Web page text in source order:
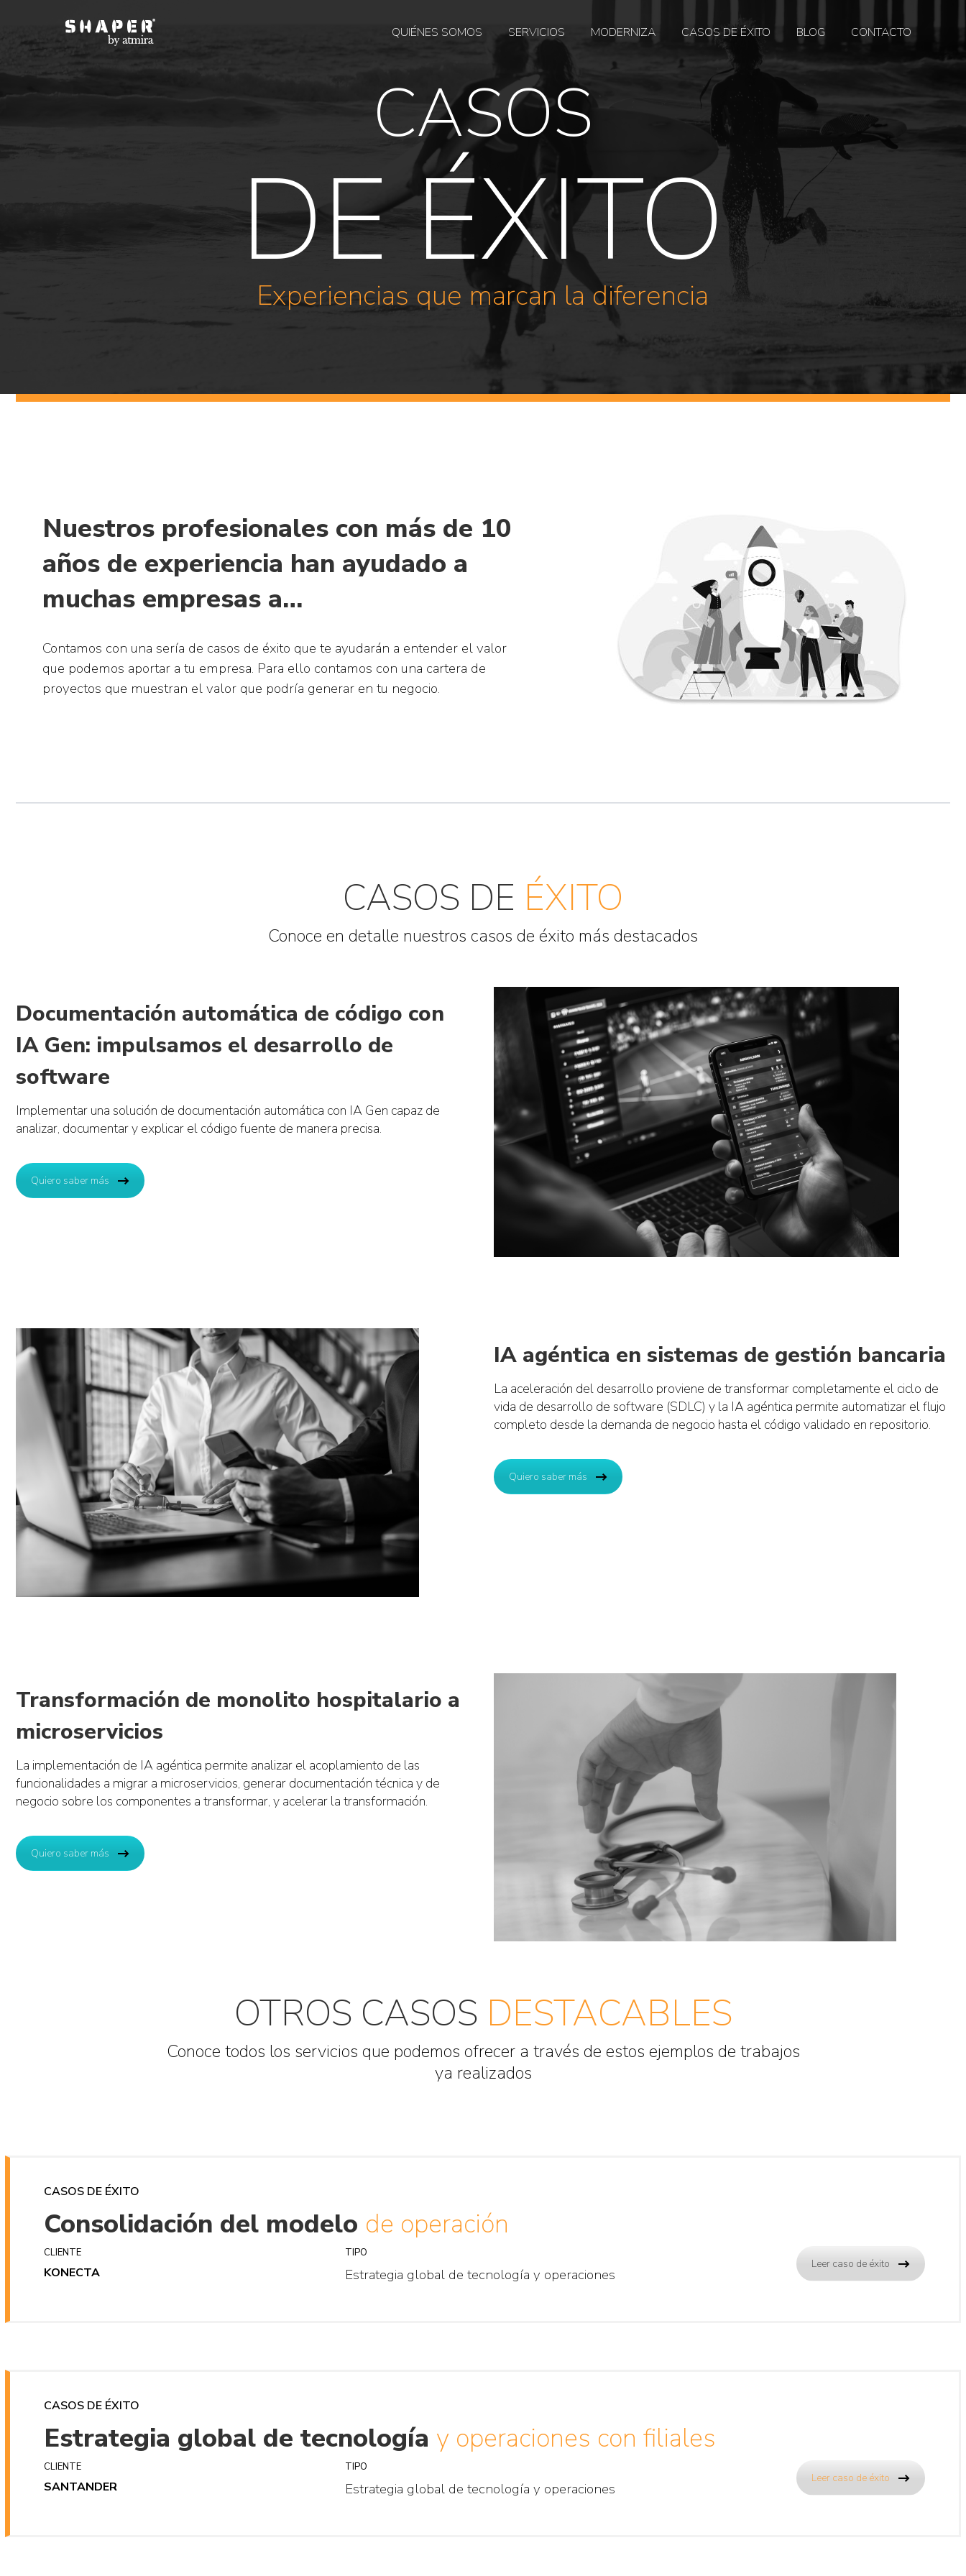
QUIÉNES SOMOS SERVICIOS MODERNIZA CASOS DE ÉXITO BLOG CONTACTO
CASOS
DE ÉXITO
Experiencias que marcan la diferencia
Nuestros profesionales con más de 10
años de experiencia han ayudado a
muchas empresas a…
Contamos con una sería de casos de éxito que te ayudarán a entender el valor
que podemos aportar a tu empresa. Para ello contamos con una cartera de
proyectos que muestran el valor que podría generar en tu negocio.
CASOS DE ÉXITO
Conoce en detalle nuestros casos de éxito más destacados
Documentación automática de código con
IA Gen: impulsamos el desarrollo de
software
Implementar una solución de documentación automática con IA Gen capaz de
analizar, documentar y explicar el código fuente de manera precisa.
Quiero saber más
IA agéntica en sistemas de gestión bancaria
La aceleración del desarrollo proviene de transformar completamente el ciclo de
vida de desarrollo de software (SDLC) y la IA agéntica permite automatizar el flujo
completo desde la demanda de negocio hasta el código validado en repositorio.
Quiero saber más
Transformación de monolito hospitalario a
microservicios
La implementación de IA agéntica permite analizar el acoplamiento de las
funcionalidades a migrar a microservicios, generar documentación técnica y de
negocio sobre los componentes a transformar, y acelerar la transformación.
Quiero saber más
OTROS CASOS DESTACABLES
Conoce todos los servicios que podemos ofrecer a través de estos ejemplos de trabajos
ya realizados
CASOS DE ÉXITO
Consolidación del modelo de operación
CLIENTE
KONECTA
TIPO
Estrategia global de tecnología y operaciones
Leer caso de éxito
CASOS DE ÉXITO
Estrategia global de tecnología y operaciones con filiales
CLIENTE
SANTANDER
TIPO
Estrategia global de tecnología y operaciones
Leer caso de éxito